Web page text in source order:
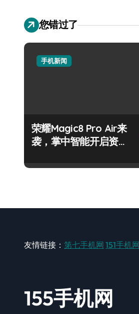
您错过了
手机新闻
荣耀Magic8 Pro Air来
袭，掌中智能开启资讯
友情链接： 第七手机网 151手机网
155手机网